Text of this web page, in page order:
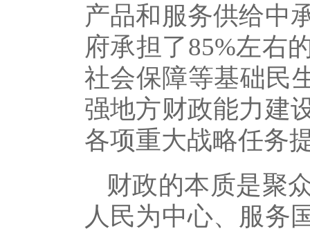
产品和服务供给中
府承担了85%左右
社会保障等基础民
强地方财政能力建
各项重大战略任务
财政的本质是聚
人民为中心、服务